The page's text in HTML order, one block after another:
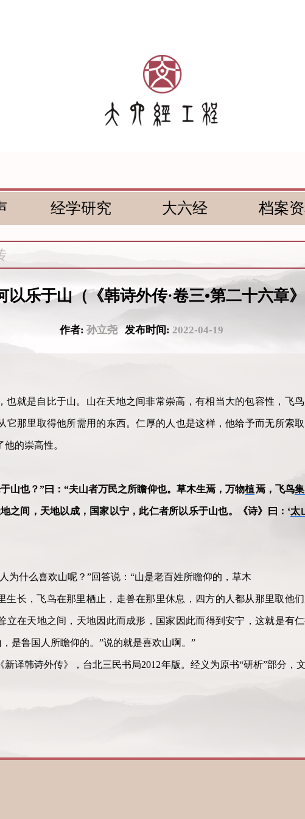
经学研究 大六经 档案
以乐于山（《韩诗外传·卷三•第二十六章》
作者: 孙立尧发布时间: 2022-04-19
也就是自比于山。山在天地之间非常崇高，有相当大的包容性，飞
它那里取得他所需用的东西。仁厚的人也是这样，他给予而无所索
的崇高性。
山也？”曰：“夫山者万民之所瞻仰也。草木生焉，万物植焉，飞鸟集
之间，天地以成，国家以宁，此仁者所以乐于山也。《诗》曰：‘太
为什么喜欢山呢？”回答说：“山是老百姓所瞻仰的，草木
生长，飞鸟在那里栖止，走兽在那里休息，四方的人都从那里取他
立在天地之间，天地因此而成形，国家因此而得到安宁，这就是有仁
，是鲁国人所瞻仰的。”说的就是喜欢山啊。”
新译韩诗外传》，台北三民书局2012年版。经义为原书“研析”部分，